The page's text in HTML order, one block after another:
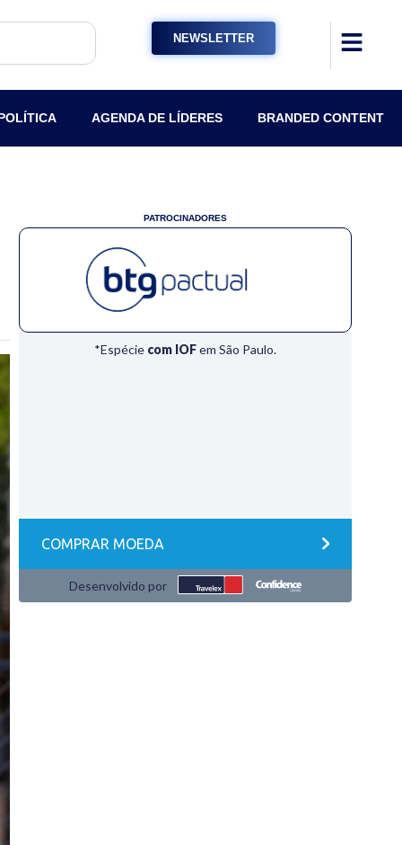
NEWSLETTER
AGENDA DE LÍDERES BRANDED CONTENT
PATROCINADORES